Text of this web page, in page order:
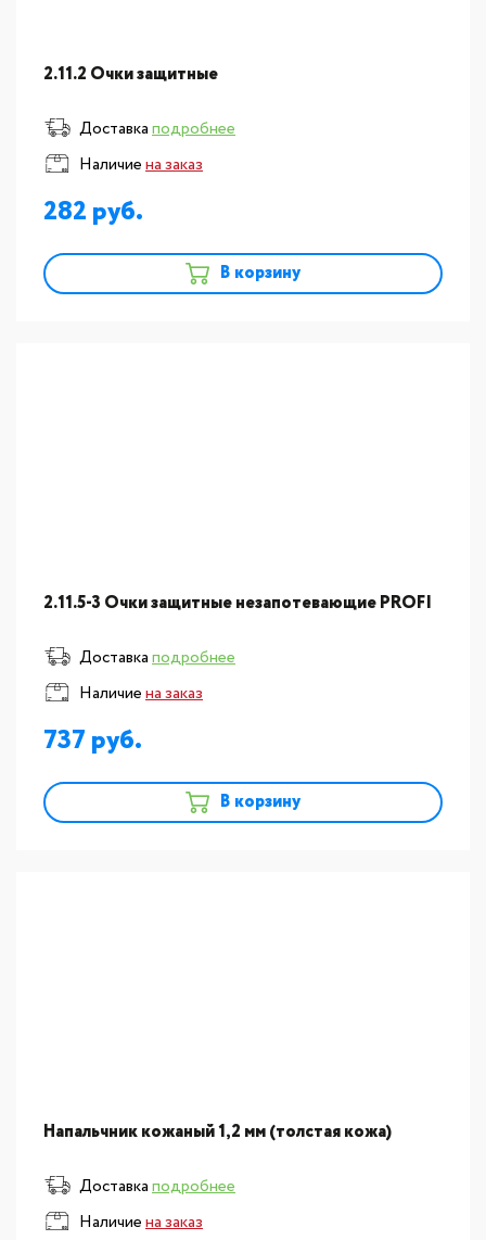
2.11.2 Очки защитные
Доставкаподробнее
Наличиена заказ
282
В корзину
2.11.5-3 Очки защитные незапотевающие PROFI
Доставкаподробнее
Наличиена заказ
737
В корзину
Напальчник кожаный 1,2 мм (толстая кожа)
Доставкаподробнее
Наличиена заказ